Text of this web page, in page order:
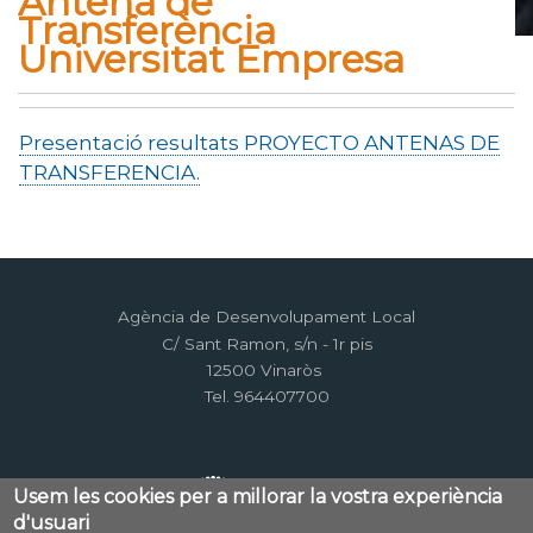
Transferència
Universitat Empresa
Fil
Inici Antena de Transferència Universitat Empresa
Presentació resultats PROYECTO ANTENAS DE
TRANSFERENCIA.
Agència de Desenvolupament Local
C/ Sant Ramon, s/n - 1r pis
12500 Vinaròs
Tel. 964407700
Usem les cookies per a millorar la vostra experiència
d'usuari